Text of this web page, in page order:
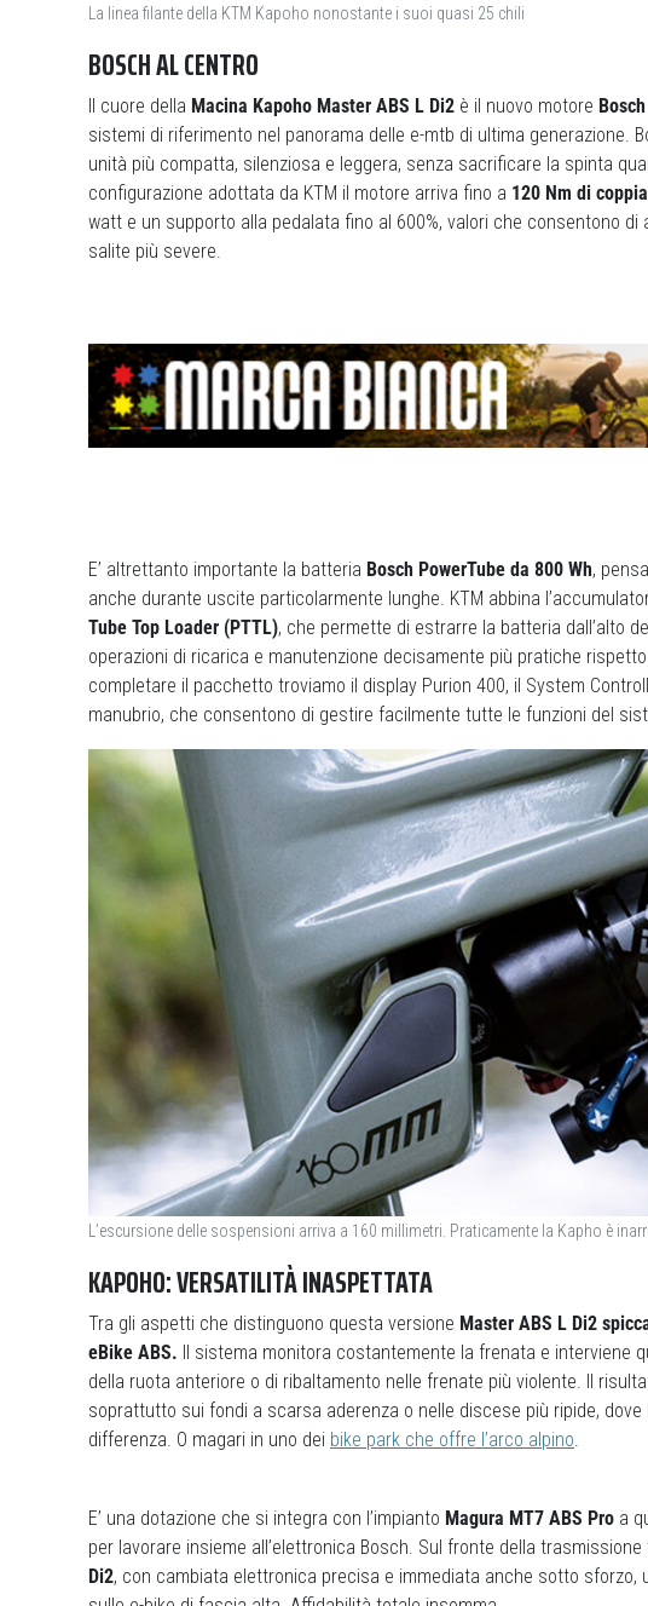
La linea filante della KTM Kapoho nonostante i suoi quasi 25 chili
BOSCH AL CENTRO
Il cuore della Macina Kapoho Master ABS L Di2 è il nuovo motore
sistemi di riferimento nel panorama delle e-mtb di ultima generazione.
unità più compatta, silenziosa e leggera, senza sacrificare la spinta
configurazione adottata da KTM il motore arriva fino a 120 Nm di coppia
watt e un supporto alla pedalata fino al 600%, valori che consentono
salite più severe.
E’ altrettanto importante la batteria Bosch PowerTube da 800 Wh,
anche durante uscite particolarmente lunghe. KTM abbina
Tube Top Loader (PTTL), che permette di estrarre la batteria dall’alto
operazioni di ricarica e manutenzione decisamente più pratiche
completare il pacchetto troviamo il display Purion 400, il System
manubrio, che consentono di gestire facilmente tutte le funzioni del
L’escursione delle sospensioni arriva a 160 millimetri. Praticamente la Kapho è
KAPOHO: VERSATILITÀ INASPETTATA
Tra gli aspetti che distinguono questa versione Master ABS L Di2
eBike ABS.
Il sistema monitora costantemente la frenata e interviene
della ruota anteriore o di ribaltamento nelle frenate più violente. Il
soprattutto sui fondi a scarsa aderenza o nelle discese più ripide,
differenza. O magari in uno dei bike park che offre l’arco alpino.
E’ una dotazione che si integra con l’impianto Magura MT7 ABS Pro a
per lavorare insieme all’elettronica Bosch. Sul fronte della
Di2, con cambiata elettronica precisa e immediata anche sotto sforzo,